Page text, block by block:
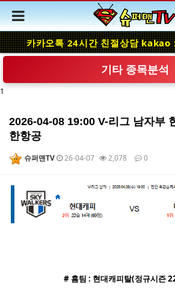
카카오톡 24시간 친절상담 kakao
기타 종목분석
1
2026-04-08 19:00 V-리그 남자부
한항공
슈퍼맨TV 26-04-07 2,078 0
# 홈팀 : 현대캐피탈(정규시즌